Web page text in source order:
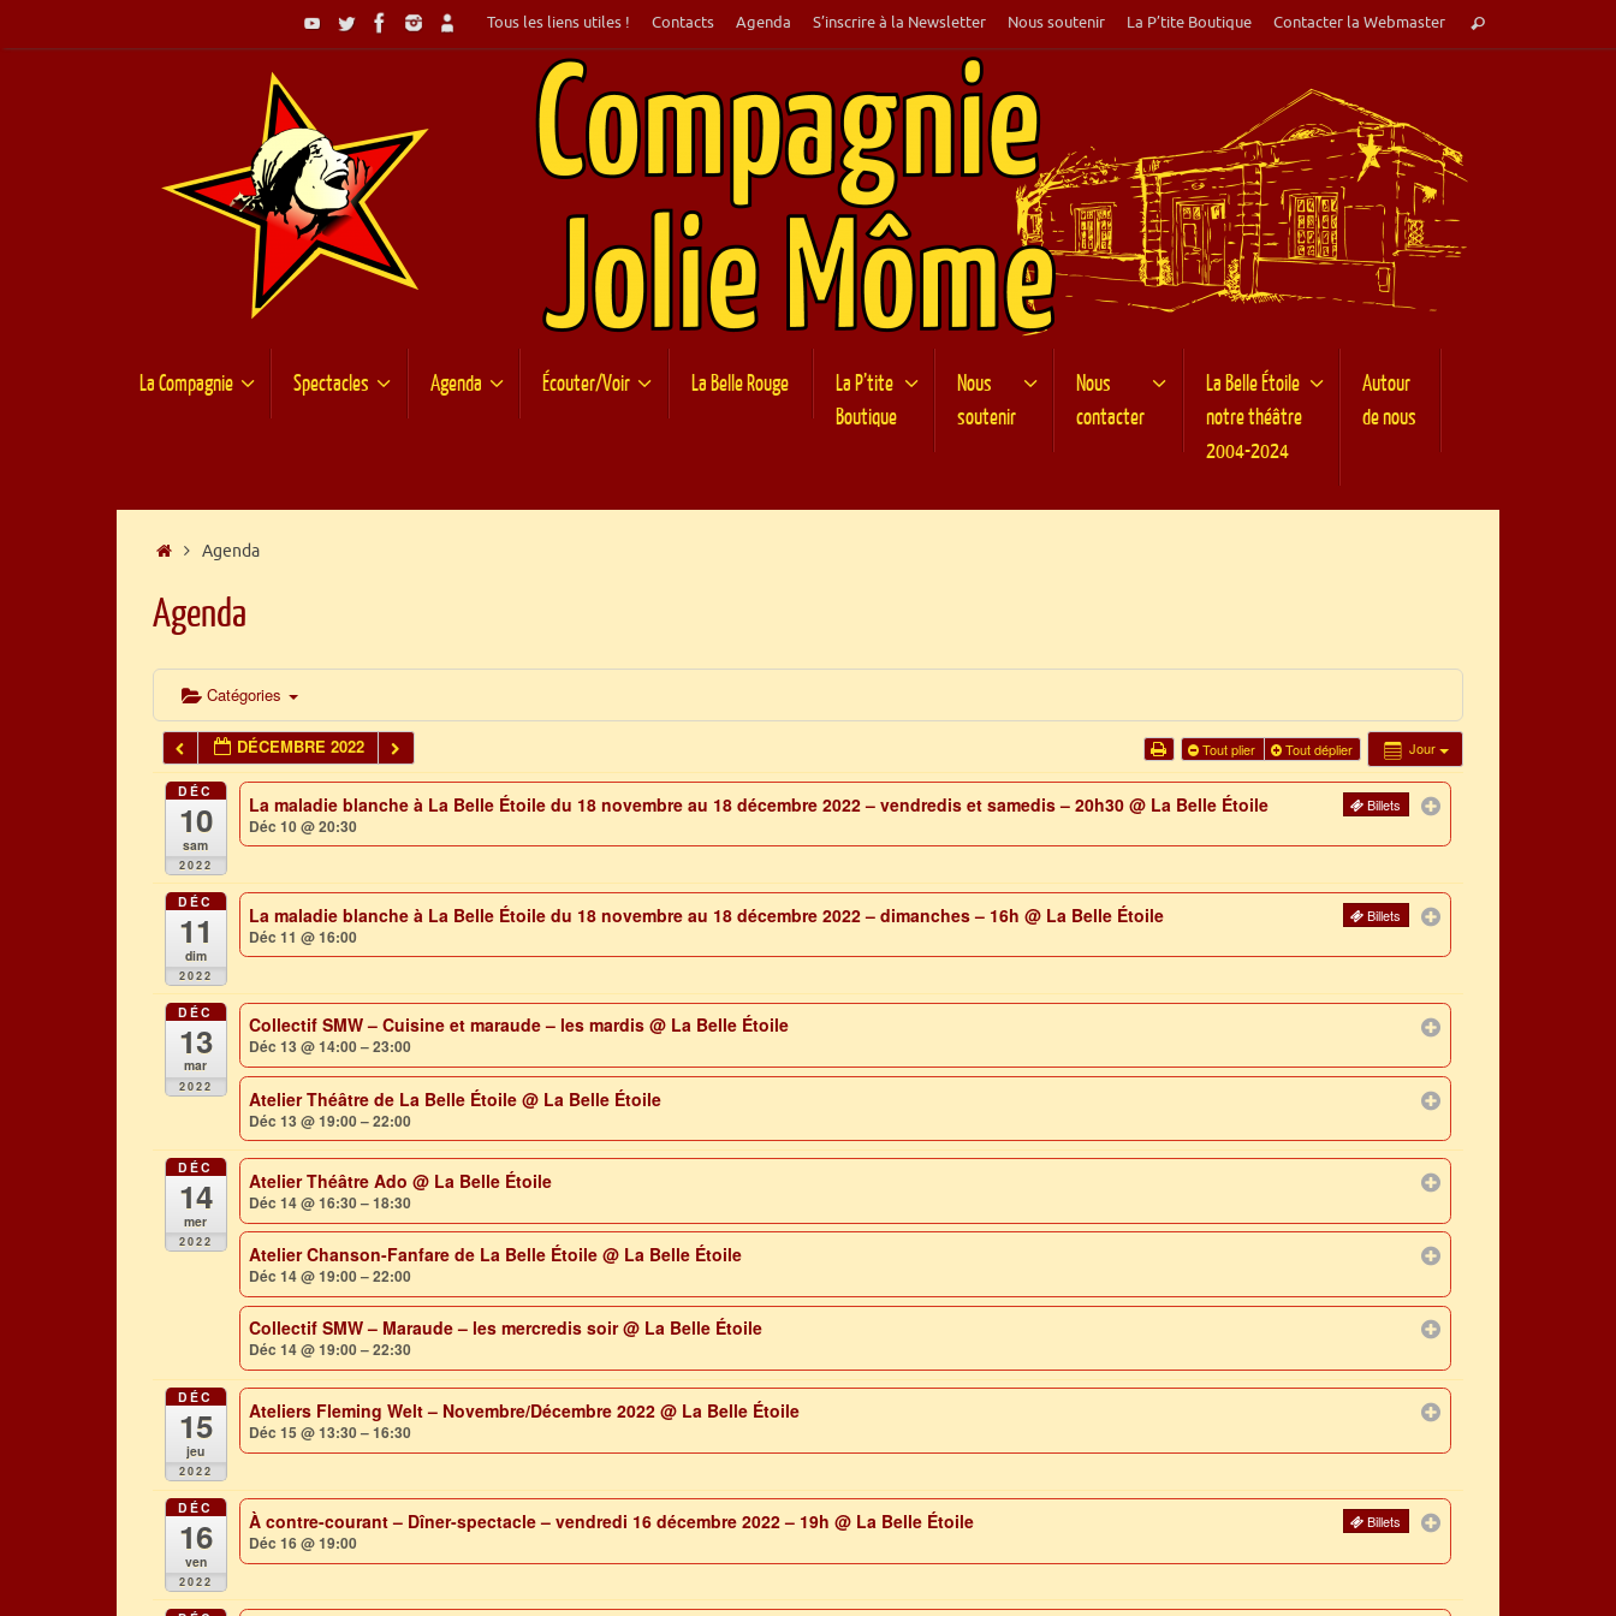
Tous les liens utiles ! Contacts Agenda S’inscrire à la Newsletter Nous soutenir La P’tite Boutique Contacter la Webmaster Rechercher
La Compagnie Spectacles Agenda Écouter/Voir La Belle Rouge
La P’tite
Boutique
Nous
soutenir
Nous
contacter
La Belle Étoile
notre théâtre
2004-2024
Autour
de nous
Accueil
Agenda
Agenda
Catégories
Jour
DÉCEMBRE 2022 Tout plier Tout déplier
DÉC
10
sam
2022
La maladie blanche à La Belle Étoile du 18 novembre au 18 décembre 2022 – vendredis et samedis – 20h30@ La Belle Étoile Billets
Déc 10 @ 20:30
DÉC
11
dim
2022
La maladie blanche à La Belle Étoile du 18 novembre au 18 décembre 2022 – dimanches – 16h@ La Belle Étoile Billets
Déc 11 @ 16:00
DÉC
13
mar
2022
Collectif SMW – Cuisine et maraude – les mardis@ La Belle Étoile
Déc 13 @ 14:00 – 23:00
Atelier Théâtre de La Belle Étoile@ La Belle Étoile
Déc 13 @ 19:00 – 22:00
DÉC
14
mer
2022
Atelier Théâtre Ado@ La Belle Étoile
Déc 14 @ 16:30 – 18:30
Atelier Chanson-Fanfare de La Belle Étoile@ La Belle Étoile
Déc 14 @ 19:00 – 22:00
Collectif SMW – Maraude – les mercredis soir@ La Belle Étoile
Déc 14 @ 19:00 – 22:30
DÉC
15
jeu
2022
Ateliers Fleming Welt – Novembre/Décembre 2022@ La Belle Étoile
Déc 15 @ 13:30 – 16:30
DÉC
16
ven
2022
À contre-courant – Dîner-spectacle – vendredi 16 décembre 2022 – 19h@ La Belle Étoile Billets
Déc 16 @ 19:00